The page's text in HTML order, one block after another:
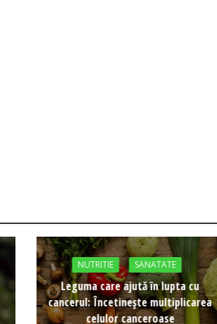
NUTRITIE SANATATE
Leguma care ajută în lupta cu
cancerul: Încetinește multiplicarea
celulor canceroase